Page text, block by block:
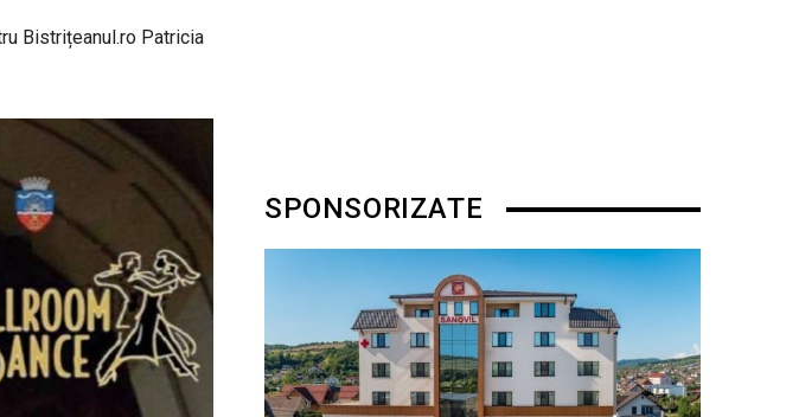
Bistrițeanul.ro Patricia
SPONSORIZATE